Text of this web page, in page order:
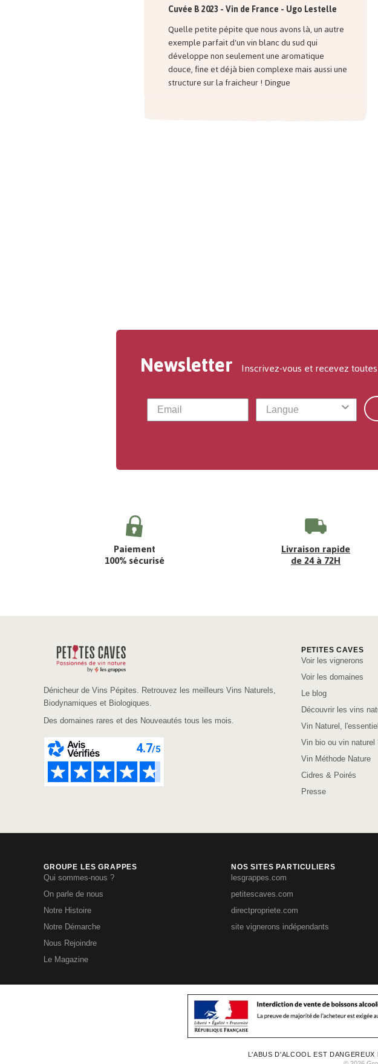
Cuvée B 2023 - Vin de France - Ugo Lestelle
Quelle petite pépite que nous avons là, un autre
exemple parfait d'un vin blanc du sud qui
développe non seulement une aromatique
douce, fine et déjà bien complexe mais aussi une
structure sur la fraicheur ! Dingue
Newsletter Inscrivez-vous et recevez
Paiement
100% sécurisé
Livraison rapide
de 24 à 72H
Dénicheur de Vins Pépites. Retrouvez les meilleurs Vins Naturels,
Biodynamiques et Biologiques.
Des domaines rares et des Nouveautés tous les mois.
PETITES CAVES
Voir les vignerons
Voir les domaines
Le blog
Découvrir les vins
Vin Naturel, l'essentiel
Vin bio ou vin naturel
Vin Méthode Nature
Cidres & Poirés
Presse
GROUPE LES GRAPPES
Qui sommes-nous ?
On parle de nous
Notre Histoire
Notre Démarche
Nous Rejoindre
Le Magazine
NOS SITES PARTICULIERS
lesgrappes.com
petitescaves.com
directpropriete.com
site vignerons indépendants
L'ABUS D'ALCOOL EST